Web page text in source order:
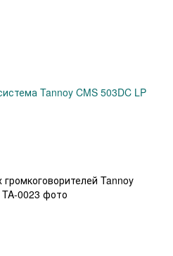
Tannoy CMS 503DC LP